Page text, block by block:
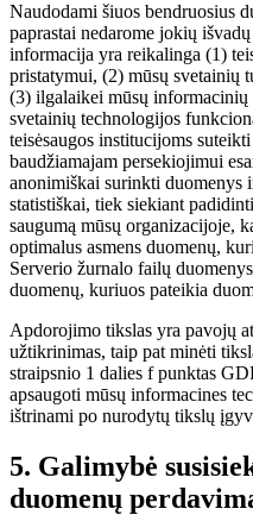
Naudodami šiuos bendruosius
paprastai nedarome jokių
informacija yra reikalinga (1)
pristatymui, (2) mūsų svetainių
(3) ilgalaikei mūsų
svetainių technologijos
teisėsaugos institucijoms
baudžiamajam persekiojimui
anonimiškai surinkti
statistiškai, tiek siekiant
saugumą mūsų organizacijoje,
optimalus asmens duomenų,
Serverio žurnalo failų
duomenų, kuriuos pateikia
Apdorojimo tikslas yra pavojų
užtikrinimas, taip pat minėti
straipsnio 1 dalies f punktas
apsaugoti mūsų informacines
ištrinami po nurodytų tikslų
5. Galimybė
duomenų